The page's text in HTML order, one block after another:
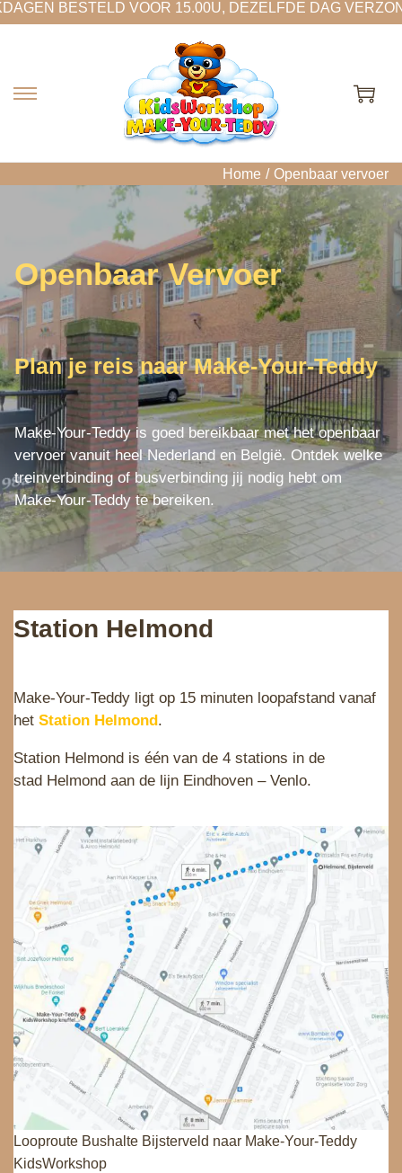
BESTELD VOOR 15.00U, DEZELFDE DAG VERZONDEN
G
a
n
a
r
n
a
v
i
g
a
t
i
e
G
a
n
a
r
d
e
i
n
h
o
u
d
Home / Openbaar vervoer
Openbaar Vervoer
Plan je reis naar Make-Your-Teddy
Make-Your-Teddy is goed bereikbaar met het openbaar
vervoer vanuit heel Nederland en België. Ontdek welke
treinverbinding of busverbinding jij nodig hebt om
Make-Your-Teddy te bereiken.
Station Helmond
Make-Your-Teddy ligt op 15 minuten loopafstand vanaf
het Station Helmond.
Station Helmond is één van de 4 stations in de
stad Helmond aan de lijn Eindhoven – Venlo.
Looproute Bushalte Bijsterveld naar Make-Your-Teddy
KidsWorkshop